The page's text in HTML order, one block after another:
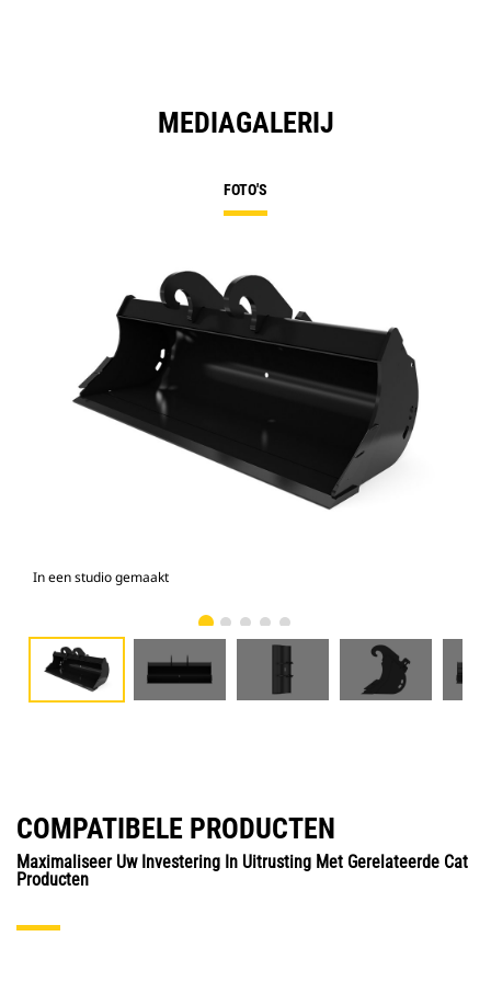
MEDIAGALERIJ
FOTO'S
In een studio gemaakt
COMPATIBELE PRODUCTEN
Maximaliseer Uw Investering In Uitrusting Met Gerelateerde Cat
Producten